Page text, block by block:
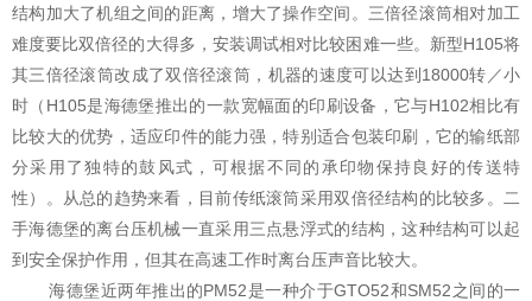
结构加大了机组之间的距离，增大了操作空间。三倍径滚筒相对加工
难度要比双倍径的大得多，安装调试相对比较困难一些。新型H105将
其三倍径滚筒改成了双倍径滚筒，机器的速度可以达到18000转／小
时（H105是海德堡推出的一款宽幅面的印刷设备，它与H102相比有
比较大的优势，适应印件的能力强，特别适合包装印刷，它的输纸部
分采用了独特的鼓风式，可根据不同的承印物保持良好的传送特
性）。从总的趋势来看，目前传纸滚筒采用双倍径结构的比较多。二
手海德堡的离台压机械一直采用三点悬浮式的结构，这种结构可以起
到安全保护作用，但其在高速工作时离台压声音比较大。
海德堡近两年推出的PM52是一种介于GTO52和SM52之间的一